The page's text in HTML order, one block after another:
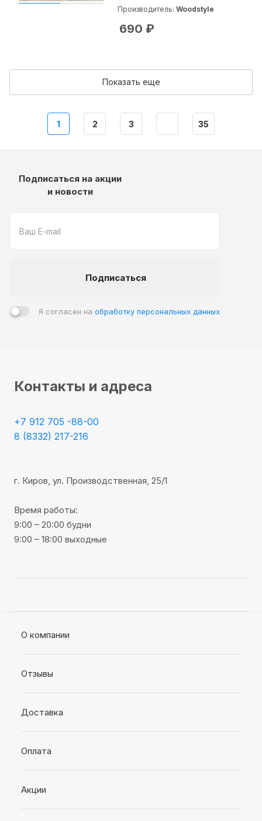
Производитель: Woodstyle
690 ₽
Показать еще
1 2 3 35
Подписаться на акции
и новости
Подписаться
Я согласен на обработку персональных данных
Контакты и адреса
+7 912 705 -88-00
8 (8332) 217-216
г. Киров, ул. Производственная, 25/1
Время работы:
9:00 – 20:00 будни
9:00 – 18:00 выходные
О компании
Отзывы
Доставка
Оплата
Акции